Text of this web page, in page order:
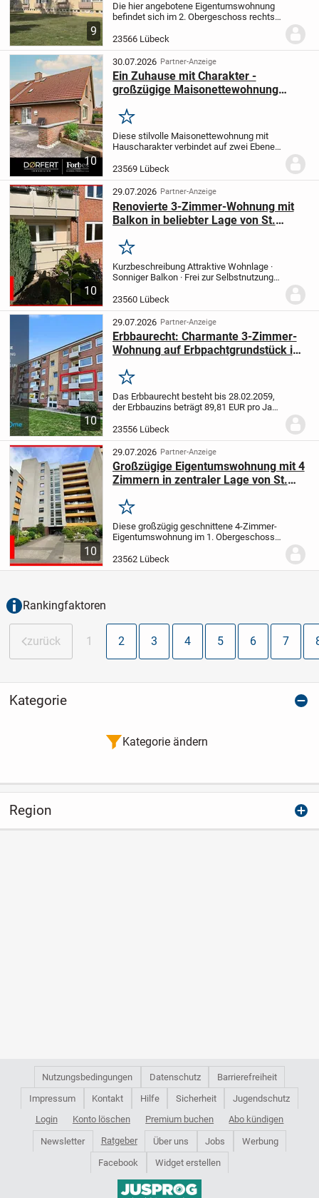
9
Die hier angebotene Eigentumswohnung
befindet sich im 2. Obergeschoss rechts
Mehrfamilienhauses mit insgesamt 24
Wohneinheiten. Die Wohnfläche dieser
2,5-Zimmer-Wohnung...
23566 Lübeck
10
30.07.2026 Partner-Anzeige
Ein Zuhause mit Charakter -
großzügige Maisonettewohnung
Merken
Diese stilvolle Maisonettewohnung mit
Hauscharakter verbindet auf zwei Ebenen
Raumgestaltung und hochwertiger
Ausstattung. In attraktiver Lage zwischen
der...
23569 Lübeck
10
29.07.2026 Partner-Anzeige
Renovierte 3-Zimmer-Wohnung mit
Balkon in beliebter Lage von St.
Merken
Kurzbeschreibung Attraktive Wohnlage ·
Sonniger Balkon · Frei zur Selbstnutzung
beliebten Lübecker Stadtteil St. Jürgen.
Diese gepflegte 3-Zimmer-
Eigentumswohnung...
23560 Lübeck
10
29.07.2026 Partner-Anzeige
Erbbaurecht: Charmante 3-Zimmer-
Wohnung auf Erbpachtgrundstück in
Merken
Das Erbbaurecht besteht bis 28.02.2059,
der Erbbauzins beträgt 89,81 EUR pro Jahr.
3-Zimmer-Eigentumswohnung, die ca.
1960 erbaut wurde und sich auf einem...
23556 Lübeck
10
29.07.2026 Partner-Anzeige
Großzügige Eigentumswohnung mit 4
Zimmern in zentraler Lage von St.
Merken
Diese großzügig geschnittene 4-Zimmer-
Eigentumswohnung im 1. Obergeschoss
bietet viel Potenzial für Eigennutzer und
Kapitalanleger. Die Immobilie befindet
23562 Lübeck
Rankingfaktoren
zurück 1 2 3 4 5 6 7
Kategorie
Kategorie ändern
Region
Nutzungsbedingungen Datenschutz
Barrierefreiheit
Impressum
Kontakt Hilfe Sicherheit
Jugendschutz
Login
Konto löschen Premium buchen Abo kündigen
Newsletter Ratgeber Über uns Jobs
Werbung
Facebook
Widget erstellen